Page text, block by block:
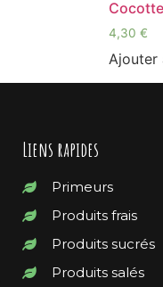
4,30 €
Ajouter
Liens rapides
Primeurs
Produits frais
Produits sucrés
Produits salés